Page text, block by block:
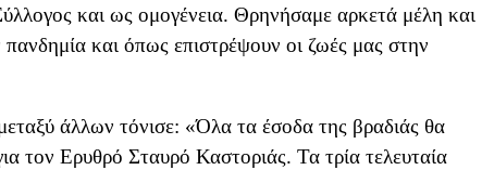
και ως ομογένεια. Θρηνήσαμε αρκετά μέλη και
και όπως επιστρέψουν οι ζωές μας στην
άλλων τόνισε: «Όλα τα έσοδα της βραδιάς θα
τον Ερυθρό Σταυρό Καστοριάς. Τα τρία τελευταία